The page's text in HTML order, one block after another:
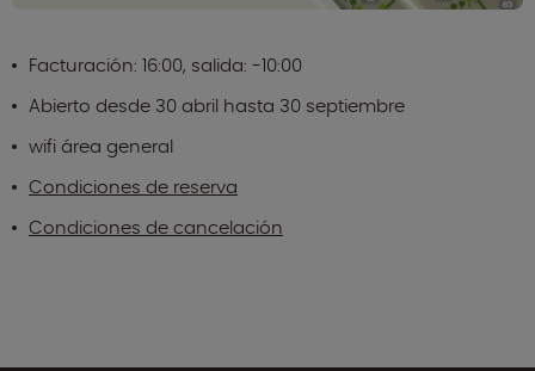
Facturación: 16:00, salida: -10:00
Abierto desde 30 abril hasta 30 septiembre
wifi área general
Condiciones de reserva
Condiciones de cancelación